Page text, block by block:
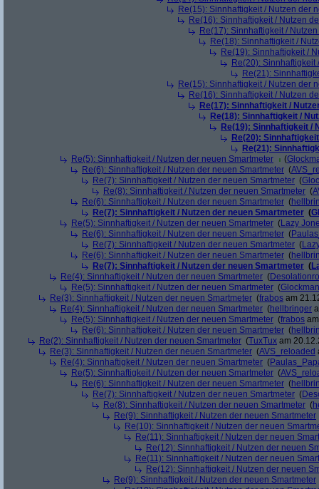
Re(15): Sinnhaftigkeit / Nutzen der
Re(16): Sinnhaftigkeit / Nutzen
Re(17): Sinnhaftigkeit /
Re(18): Sinnhaftigkeit /
Re(19): Sinnhaftigkeit /
Re(20): Sinnhaftigkeit
Re(21):
Re(15): Sinnhaftigkeit / Nutzen der
Re(16): Sinnhaftigkeit / Nutzen
Re(17): Sinnhaftigkeit /
Re(18): Sinnhaftigkeit /
Re(19): Sinnhaftigkeit /
Re(20):
Re(21):
Re(5): Sinnhaftigkeit / Nutzen der neuen Smartmeter
(
Re(6): Sinnhaftigkeit / Nutzen der neuen Smartmeter (
Re(7): Sinnhaftigkeit / Nutzen der neuen Smartmeter (
Re(8): Sinnhaftigkeit / Nutzen der neuen Smartmeter (
Re(6): Sinnhaftigkeit / Nutzen der neuen Smartmeter (
Re(7): Sinnhaftigkeit / Nutzen der neuen Smartmeter (
Re(5): Sinnhaftigkeit / Nutzen der neuen Smartmeter (Lazy
Re(6): Sinnhaftigkeit / Nutzen der neuen Smartmeter (
Re(7): Sinnhaftigkeit / Nutzen der neuen Smartmeter (
Re(6): Sinnhaftigkeit / Nutzen der neuen Smartmeter (
Re(7): Sinnhaftigkeit / Nutzen der neuen Smartmeter (
Re(4): Sinnhaftigkeit / Nutzen der neuen Smartmeter (
Re(5): Sinnhaftigkeit / Nutzen der neuen Smartmeter (Glockman
Re(3): Sinnhaftigkeit / Nutzen der neuen Smartmeter (frabos am
Re(4): Sinnhaftigkeit / Nutzen der neuen Smartmeter (hellbringer
Re(5): Sinnhaftigkeit / Nutzen der neuen Smartmeter (frabos
Re(6): Sinnhaftigkeit / Nutzen der neuen Smartmeter (
Re(2): Sinnhaftigkeit / Nutzen der neuen Smartmeter (TuxTux am
Re(3): Sinnhaftigkeit / Nutzen der neuen Smartmeter (AVS_reloaded
Re(4): Sinnhaftigkeit / Nutzen der neuen Smartmeter (
Re(5): Sinnhaftigkeit / Nutzen der neuen Smartmeter (
Re(6): Sinnhaftigkeit / Nutzen der neuen Smartmeter (
Re(7): Sinnhaftigkeit / Nutzen der neuen Smartmeter (
Re(8): Sinnhaftigkeit / Nutzen der neuen Smartmeter (
Re(9): Sinnhaftigkeit / Nutzen der neuen Smartmeter
Re(10): Sinnhaftigkeit / Nutzen der neuen
Re(11): Sinnhaftigkeit / Nutzen der neuen
Re(12): Sinnhaftigkeit / Nutzen der neuen
Re(11): Sinnhaftigkeit / Nutzen der neuen
Re(12): Sinnhaftigkeit / Nutzen der neuen
Re(9): Sinnhaftigkeit / Nutzen der neuen Smartmeter